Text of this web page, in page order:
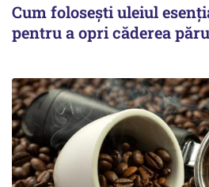
Cum folosești uleiul
pentru a opri căderea